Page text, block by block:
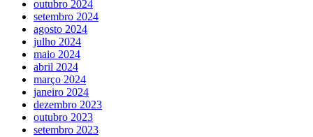
outubro 2024
setembro 2024
agosto 2024
julho 2024
maio 2024
abril 2024
março 2024
janeiro 2024
dezembro 2023
outubro 2023
setembro 2023